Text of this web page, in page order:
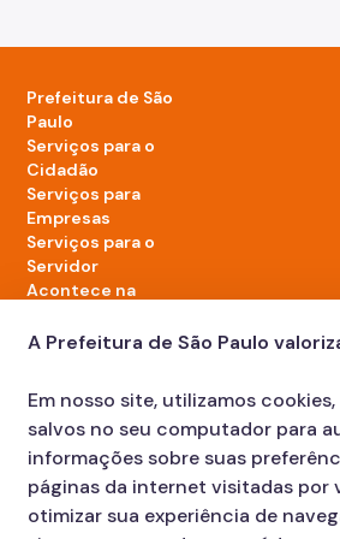
Prefeitura de São
Paulo
Serviços para o
Cidadão
Serviços para
Empresas
Serviços para o
Servidor
Acontece na
LinkedIn da Prefeitura de São Paulo
TikTok da Prefeitura de São Paulo
YouTube da Prefeitura de São
X da Prefeitura de São
Instagram da
Facebook da
Diário
A Prefeitura de São Paulo
Em nosso site, utilizamos
salvos no seu computador para
informações sobre suas
páginas da internet visitadas por
otimizar sua experiência de